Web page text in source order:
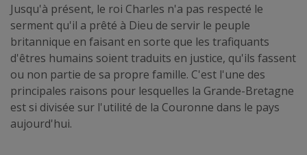
Jusqu'à présent, le roi Charles n'a pas respecté le
serment qu'il a prêté à Dieu de servir le peuple
britannique en faisant en sorte que les trafiquants
d'êtres humains soient traduits en justice, qu'ils fassent
ou non partie de sa propre famille. C'est l'une des
principales raisons pour lesquelles la Grande-Bretagne
est si divisée sur l'utilité de la Couronne dans le pays
aujourd'hui.